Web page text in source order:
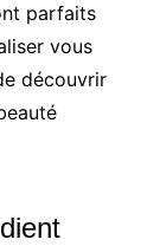
parfaits
vous
découvrir